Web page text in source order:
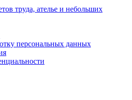
труда, ателье и небольших
персональных данных